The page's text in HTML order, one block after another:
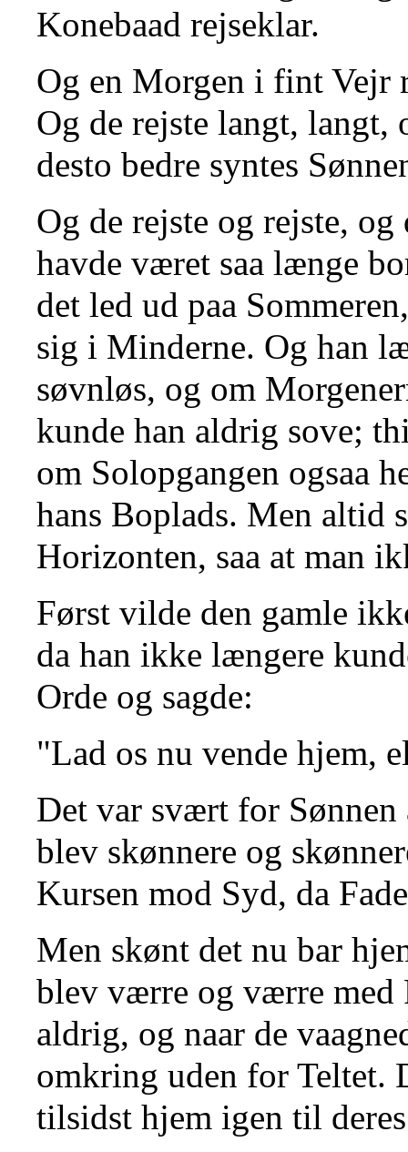
Konebaad rejseklar.
Og en Morgen i fint Vejr
Og de rejste langt,
desto bedre syntes
Og de rejste og rejste,
havde været saa længe
det led ud paa
sig i Minderne. Og han
søvnløs, og om
kunde han aldrig sove;
om Solopgangen ogsaa
hans Boplads. Men altid
Horizonten, saa at man
Først vilde den gamle
da han ikke længere
Orde og sagde:
"Lad os nu vende hjem,
Det var svært for Sønnen
blev skønnere og
Kursen mod Syd, da
Men skønt det nu bar
blev værre og værre med
aldrig, og naar de
omkring uden for Teltet.
tilsidst hjem igen til